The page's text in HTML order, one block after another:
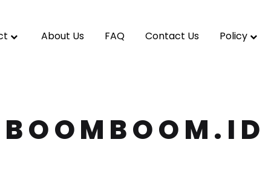
About Us FAQ Contact Us Policy
BOOMBOOM.ID